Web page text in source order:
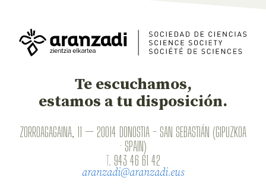
Te escuchamos,
estamos a tu disposición.
ZORROAGAGAINA, 11 — 20014 DONOSTIA - SAN SEBASTIÁN (GIPUZKOA
· SPAIN)
T. 943 46 61 42
aranzadi@aranzadi.eus